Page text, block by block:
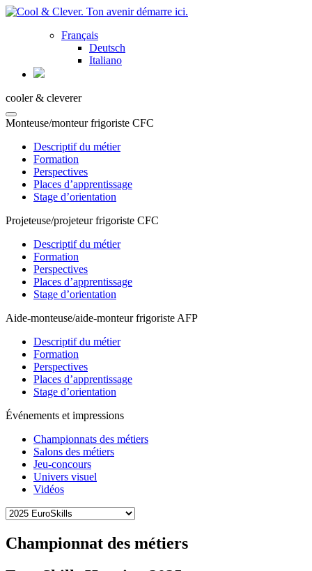
Français
Deutsch
Italiano
cooler & cleverer
Monteuse/monteur frigoriste CFC
Descriptif du métier
Formation
Perspectives
Places d’apprentissage
Stage d’orientation
Projeteuse/projeteur frigoriste CFC
Descriptif du métier
Formation
Perspectives
Places d’apprentissage
Stage d’orientation
Aide-monteuse/aide-monteur frigoriste AFP
Descriptif du métier
Formation
Perspectives
Places d’apprentissage
Stage d’orientation
Événements et impressions
Championnats des métiers
Salons des métiers
Jeu-concours
Univers visuel
Vidéos
Championnat des métiers